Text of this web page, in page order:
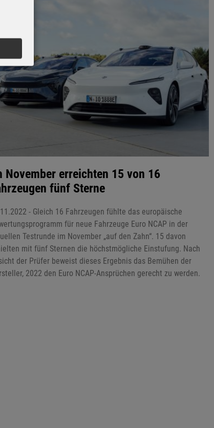
November erreichten 15 von 16
fünf Sterne
- Gleich 16 Fahrzeugen fühlte das europäische
für neue Fahrzeuge Euro NCAP in der
Testrunde im November „auf den Zahn“. 15 davon
mit fünf Sternen die höchstmögliche Einstufung. Nach
der Prüfer beweist dieses Ergebnis das Bemühen der
2022 den Euro NCAP-Ansprüchen gerecht zu werden.